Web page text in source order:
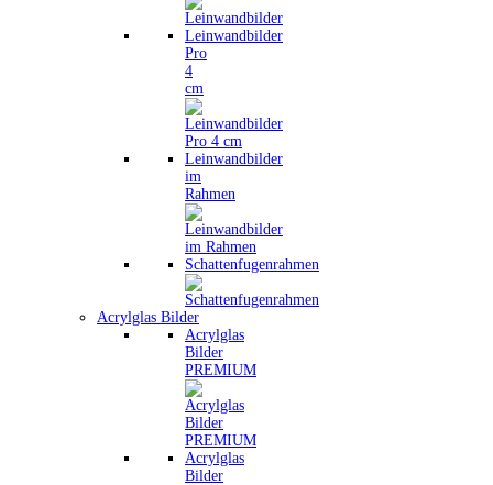
Leinwandbilder
Pro
4
cm
Leinwandbilder
im
Rahmen
Schattenfugenrahmen
Acrylglas Bilder
Acrylglas
Bilder
PREMIUM
Acrylglas
Bilder